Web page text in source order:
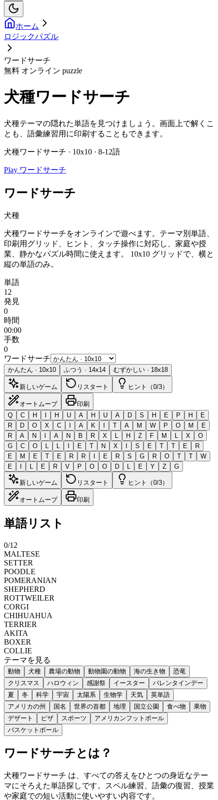
ホーム
ロジックパズル
ワードサーチ
無料 オンライン puzzle
犬種ワードサーチ
犬種テーマの隠れた単語を見つけましょう。画面上で解くこ
とも、語彙練習用に印刷することもできます。
犬種ワードサーチ · 10x10 · 8-12語
Play ワードサーチ
ワードサーチ
犬種
犬種ワードサーチをオンラインで遊べます。テーマ別単語、
印刷用グリッド、ヒント、タッチ操作に対応し、家庭や授
業、静かなパズル時間に使えます。
10x10 グリッドで、横と
縦の単語のみ。
単語
12
発見
0
時間
00:00
手数
0
ワードサーチ
かんたん · 10x10 ふつう · 14x14 むずかしい · 18x18
新しいゲーム リスタート ヒント（0/3）
オートムーブ
印刷
Q
C H I H U A H U A D S H E P H
E
R
D O X C I A K I T A M W P O M
E
R
A N I A N B R X L H Z F M L X
O
G
C O L L I E T N X I S E T T E
R
E
M E T E R R I E R S G R O T T
W
E
I L E R V P O O D L E Y Z G
新しいゲーム リスタート ヒント（0/3）
オートムーブ 印刷
単語リスト
0/12
MALTESE
SETTER
POODLE
POMERANIAN
SHEPHERD
ROTTWEILER
CORGI
CHIHUAHUA
TERRIER
AKITA
BOXER
COLLIE
テーマを見る
動物 犬種 農場の動物 動物園の動物 海の生き物
恐竜
クリスマス
ハロウィン 感謝祭 イースター
バレンタインデー
夏
冬 科学 宇宙 太陽系 生物学 天気
英単語
アメリカの州
国名 世界の首都 地理 国立公園 食べ物
果物
デザート
ピザ スポーツ
アメリカンフットボール
バスケットボール
ワードサーチとは？
犬種ワードサーチ は、すべての答えをひとつの身近なテー
マにそろえた単語探しです。スペル練習、語彙の復習、授業
や家庭での短い活動に使いやすい内容です。